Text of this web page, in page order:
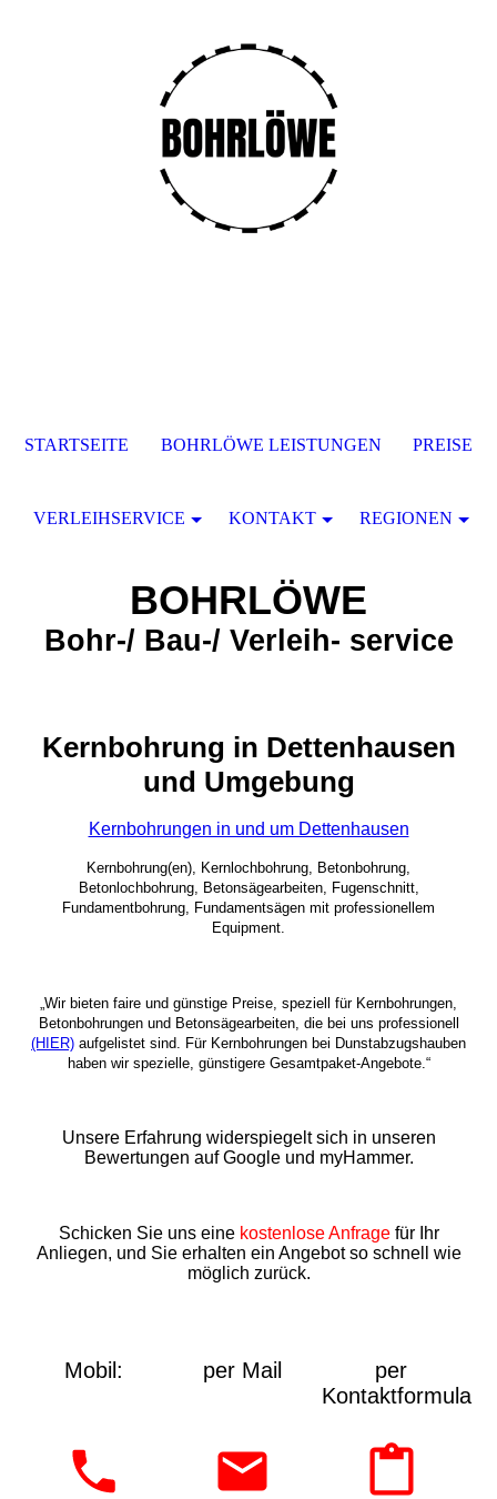
BOHRLÖWE
Bohr-/ Bau-/ Verleih- service
Kernbohrung in Dettenhausen
und Umgebung
Kernbohrungen in und um Dettenhausen
Kernbohrung(en), Kernlochbohrung, Betonbohrung,
Betonlochbohrung, Betonsägearbeiten, Fugenschnitt,
Fundamentbohrung, Fundamentsägen mit professionellem
Equipment.
„Wir bieten faire und günstige Preise, speziell für Kernbohrungen,
Betonbohrungen und Betonsägearbeiten, die bei uns professionell
(HIER) aufgelistet sind. Für Kernbohrungen bei Dunstabzugshauben
haben wir spezielle, günstigere Gesamtpaket-Angebote.“
Unsere Erfahrung widerspiegelt sich in unseren
Bewertungen auf Google und myHammer.
Schicken Sie uns eine kostenlose Anfragefür Ihr
Anliegen, und Sie erhalten ein Angebot so schnell wie
möglich zurück.
Mobil: per Mail
per
Kontaktformular:
STARTSEITE BOHRLÖWE LEISTUNGEN PREISE
VERLEIHSERVICE KONTAKT REGIONEN